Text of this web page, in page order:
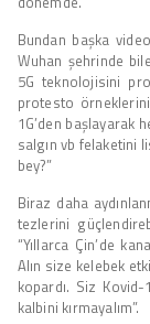
Bundan başka
Wuhan şehrinde
5G teknolojisini
protesto
1G’den başlayarak
salgın vb felaketini
bey?”
Biraz daha
tezlerini
“Yıllarca Çin’de
Alın size kelebek
kopardı. Siz
kalbini kırmayalım”.